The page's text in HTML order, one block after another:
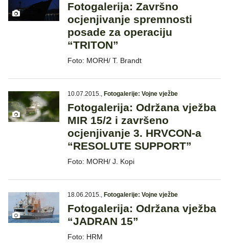
Fotogalerija: Završno
ocjenjivanje spremnosti
posade za operaciju
“TRITON”
Foto: MORH/ T. Brandt
10.07.2015., Fotogalerije: Vojne vježbe
Fotogalerija: Održana vježba
MIR 15/2 i završeno
ocjenjivanje 3. HRVCON-a
“RESOLUTE SUPPORT”
Foto: MORH/ J. Kopi
18.06.2015., Fotogalerije: Vojne vježbe
Fotogalerija: Održana vježba
“JADRAN 15”
Foto: HRM